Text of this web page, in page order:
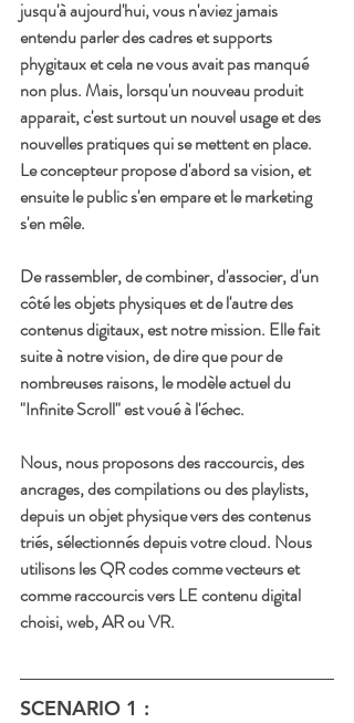
jusqu'à aujourd'hui, vous n'aviez jamais
entendu parler des cadres et supports
phygitaux et cela ne vous avait pas manqué
non plus. Mais, lorsqu'un nouveau produit
apparait, c'est surtout un nouvel usage et des
nouvelles pratiques qui se mettent en place.
Le concepteur propose d'abord sa vision, et
ensuite le public s'en empare et le marketing
s'en mêle.
De rassembler, de combiner, d'associer, d'un
côté les objets physiques et de l'autre des
contenus digitaux, est notre mission. Elle fait
suite à notre vision, de dire que pour de
nombreuses raisons, le modèle actuel du
"Infinite Scroll" est voué à l'échec.
Nous, nous proposons des raccourcis, des
ancrages, des compilations ou des playlists,
depuis un objet physique vers des contenus
triés, sélectionnés depuis votre cloud. Nous
utilisons les QR codes comme vecteurs et
comme raccourcis vers LE contenu digital
choisi, web, AR ou VR.
SCENARIO 1 :